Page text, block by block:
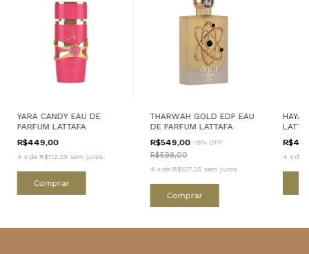
YARA CANDY EAU DE
PARFUM LATTAFA
R$449,00
4 xde R$112,25 sem juros
Comprar
THARWAH GOLD EDP EAU
DE PARFUM LATTAFA
R$549,00 -8% OFF
R$599,00
4 xde R$137,25 sem juros
Comprar
HAYA
4 x de